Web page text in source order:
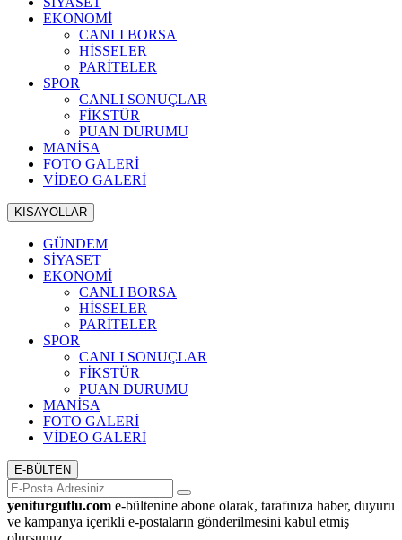
EKONOMİ
CANLI BORSA
HİSSELER
PARİTELER
SPOR
CANLI SONUÇLAR
FİKSTÜR
PUAN DURUMU
MANİSA
FOTO GALERİ
VİDEO GALERİ
KISAYOLLAR
GÜNDEM
SİYASET
EKONOMİ
CANLI BORSA
HİSSELER
PARİTELER
SPOR
CANLI SONUÇLAR
FİKSTÜR
PUAN DURUMU
MANİSA
FOTO GALERİ
VİDEO GALERİ
E-BÜLTEN
yeniturgutlu.com e-bültenine abone olarak, tarafınıza haber, duyuru
ve kampanya içerikli e-postaların gönderilmesini kabul etmiş